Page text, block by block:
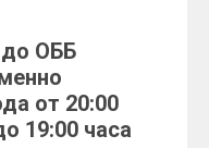
ОББ
от 20:00
19:00 часа